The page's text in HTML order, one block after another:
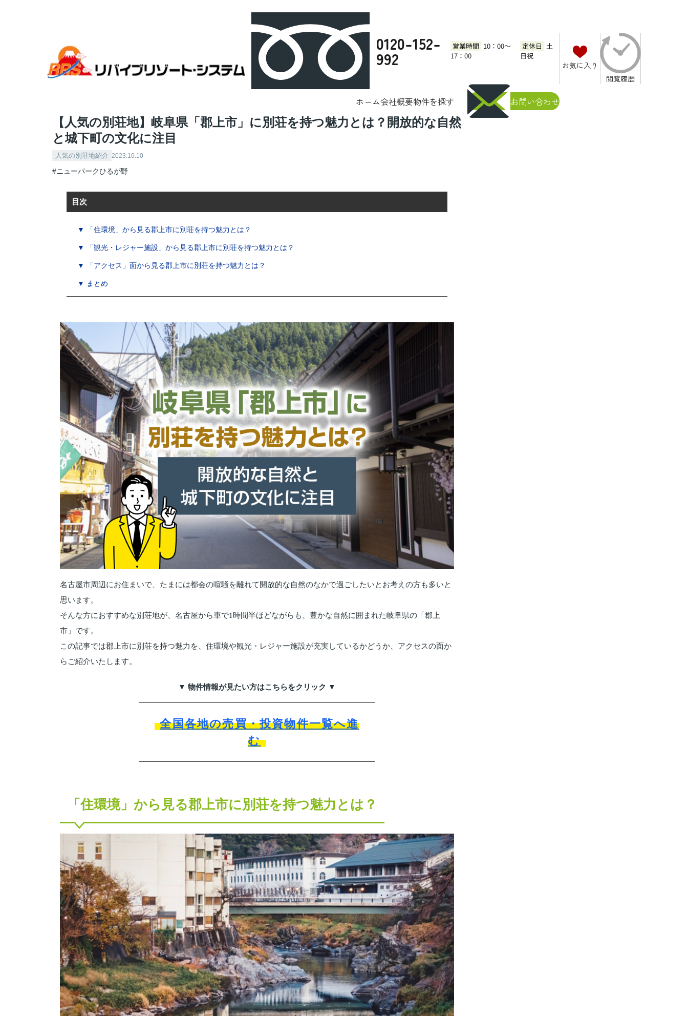
0120-152-
992
営業時間 10：00～
17：00
定休日 土
日祝
ホーム会社概要物件を探す お問い合わせ
お気に入り
閲覧履歴
全国各地のリゾート物件探すならリバイブリゾート・システム株式会社へお任せください。 ブログ
【人気の別荘地】岐阜県「郡上市」に別荘を持つ魅力とは？開放的な自然と城下町の文化に注目
【人気の別荘地】岐阜県「郡上市」に別荘を持つ魅力とは？開放的な自然
と城下町の文化に注目
人気の別荘地紹介 2023.10.10
#ニューパークひるが野
目次
▼ 「住環境」から見る郡上市に別荘を持つ魅力とは？
▼ 「観光・レジャー施設」から見る郡上市に別荘を持つ魅力とは？
▼ 「アクセス」面から見る郡上市に別荘を持つ魅力とは？
▼ まとめ
名古屋市周辺にお住まいで、たまには都会の喧騒を離れて開放的な自然のなかで過ごしたいとお考えの方も多いと
思います。
そんな方におすすめな別荘地が、名古屋から車で1時間半ほどながらも、豊かな自然に囲まれた岐阜県の「郡上
市」です。
この記事では郡上市に別荘を持つ魅力を、住環境や観光・レジャー施設が充実しているかどうか、アクセスの面か
らご紹介いたします。
▼ 物件情報が見たい方はこちらをクリック ▼
全国各地の売買・投資物件一覧へ進
む
「住環境」から見る郡上市に別荘を持つ魅力とは？